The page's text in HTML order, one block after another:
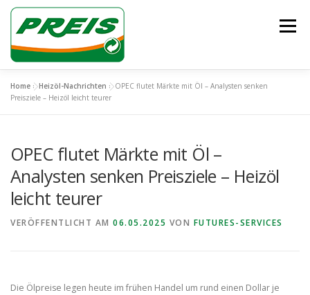
Zum
springen
Menü
ÜBER UNS HEIZÖL/DIESEL
UNSER TEAM KONTAKT
Home »Heizöl-Nachrichten »OPEC flutet Märkte mit Öl – Analysten senken
Preisziele – Heizöl leicht teurer
OPEC flutet Märkte mit Öl –
Analysten senken Preisziele – Heizöl
leicht teurer
VERÖFFENTLICHT AM 06.05.2025 VON FUTURES-SERVICES
Die Ölpreise legen heute im frühen Handel um rund einen Dollar je